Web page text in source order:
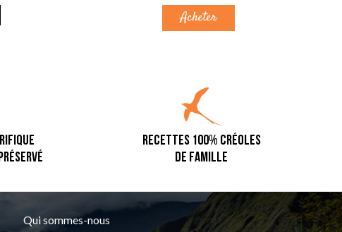
Acheter
RECETTES 100% CRÉOLES
DE FAMILLE
Qui sommes-nous